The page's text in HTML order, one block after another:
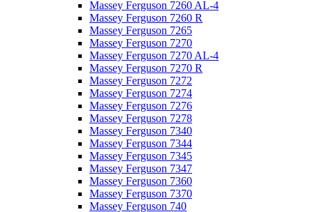
Massey Ferguson 7260 AL-4
Massey Ferguson 7260 R
Massey Ferguson 7265
Massey Ferguson 7270
Massey Ferguson 7270 AL-4
Massey Ferguson 7270 R
Massey Ferguson 7272
Massey Ferguson 7274
Massey Ferguson 7276
Massey Ferguson 7278
Massey Ferguson 7340
Massey Ferguson 7344
Massey Ferguson 7345
Massey Ferguson 7347
Massey Ferguson 7360
Massey Ferguson 7370
Massey Ferguson 740